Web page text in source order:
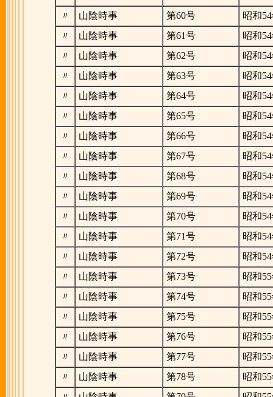
〃
山陰時事 第60号
昭和
〃
山陰時事 第61号
昭和
〃
山陰時事 第62号
昭和
〃
山陰時事 第63号
昭和
〃
山陰時事 第64号
昭和
〃
山陰時事 第65号
昭和
〃
山陰時事 第66号
昭和
〃
山陰時事 第67号
昭和
〃
山陰時事 第68号
昭和
〃
山陰時事 第69号
昭和
〃
山陰時事 第70号
昭和
〃
山陰時事 第71号
昭和
〃
山陰時事 第72号
昭和
〃
山陰時事 第73号
昭和
〃
山陰時事 第74号
昭和
〃
山陰時事 第75号
昭和
〃
山陰時事 第76号
昭和
〃
山陰時事 第77号
昭和
〃
山陰時事 第78号
昭和